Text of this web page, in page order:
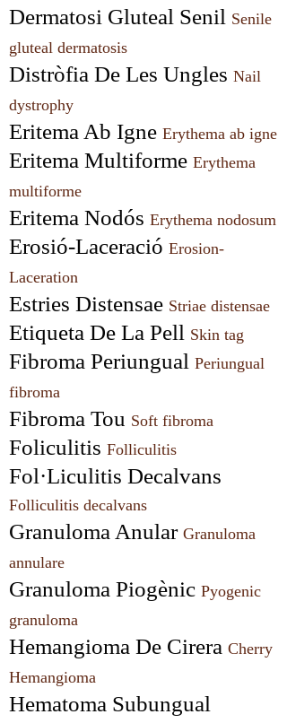
Dermatosi Gluteal Senil Senile
gluteal dermatosis
Distròfia De Les Ungles Nail
dystrophy
Eritema Ab Igne Erythema ab igne
Eritema Multiforme Erythema
multiforme
Eritema Nodós Erythema nodosum
Erosió-Laceració Erosion-
Laceration
Estries Distensae Striae distensae
Etiqueta De La Pell Skin tag
Fibroma Periungual Periungual
fibroma
Fibroma Tou Soft fibroma
Foliculitis Folliculitis
Folliculitis decalvans
Granuloma Anular Granuloma
annulare
Granuloma Piogènic Pyogenic
granuloma
Hemangioma De Cirera Cherry
Hemangioma